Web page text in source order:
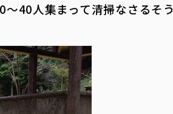
40人集まって清掃なさるそう